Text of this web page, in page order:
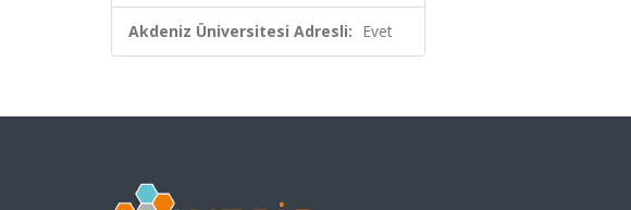
Akdeniz Üniversitesi Adresli: Evet